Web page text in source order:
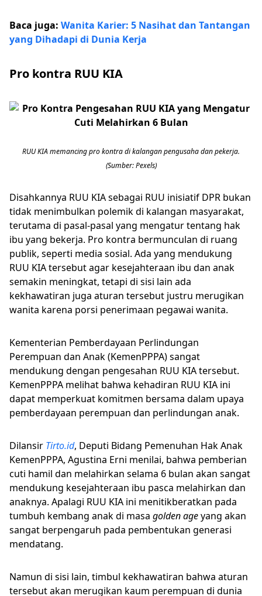
Baca juga: Wanita Karier: 5 Nasihat dan Tantangan
yang Dihadapi di Dunia Kerja
Pro kontra RUU KIA
RUU KIA memancing pro kontra di kalangan pengusaha dan pekerja.
(Sumber: Pexels)
Disahkannya RUU KIA sebagai RUU inisiatif DPR bukan
tidak menimbulkan polemik di kalangan masyarakat,
terutama di pasal-pasal yang mengatur tentang hak
ibu yang bekerja. Pro kontra bermunculan di ruang
publik, seperti media sosial. Ada yang mendukung
RUU KIA tersebut agar kesejahteraan ibu dan anak
semakin meningkat, tetapi di sisi lain ada
kekhawatiran juga aturan tersebut justru merugikan
wanita karena porsi penerimaan pegawai wanita.
Kementerian Pemberdayaan Perlindungan
Perempuan dan Anak (KemenPPPA) sangat
mendukung dengan pengesahan RUU KIA tersebut.
KemenPPPA melihat bahwa kehadiran RUU KIA ini
dapat memperkuat komitmen bersama dalam upaya
pemberdayaan perempuan dan perlindungan anak.
Dilansir Tirto.id, Deputi Bidang Pemenuhan Hak Anak
KemenPPPA, Agustina Erni menilai, bahwa pemberian
cuti hamil dan melahirkan selama 6 bulan akan sangat
mendukung kesejahteraan ibu pasca melahirkan dan
anaknya. Apalagi RUU KIA ini menitikberatkan pada
tumbuh kembang anak di masa golden ageyang akan
sangat berpengaruh pada pembentukan generasi
mendatang.
Namun di sisi lain, timbul kekhawatiran bahwa aturan
tersebut akan merugikan kaum perempuan di dunia